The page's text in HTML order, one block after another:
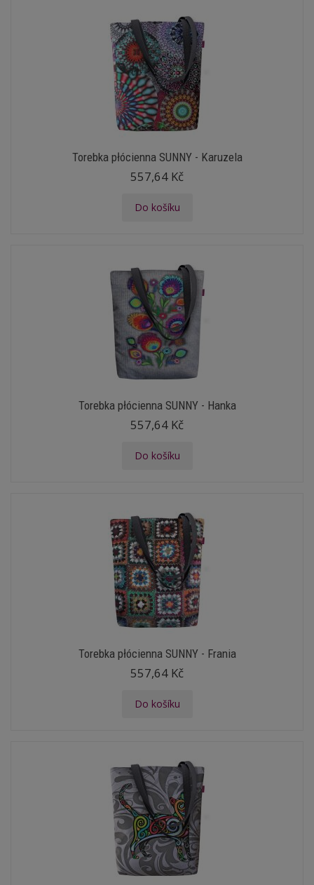
Torebka płócienna SUNNY - Karuzela
557,64 Kč
Do košíku
Torebka płócienna SUNNY - Hanka
557,64 Kč
Do košíku
Torebka płócienna SUNNY - Frania
557,64 Kč
Do košíku